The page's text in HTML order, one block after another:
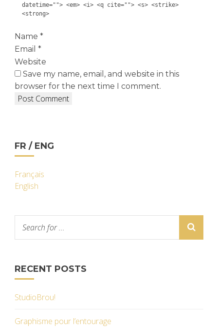
datetime=""> <em> <i> <q cite=""> <s> <strike>
<strong>
Name *
Email *
Website
Save my name, email, and website in this
browser for the next time I comment.
FR / ENG
Français
English
RECENT POSTS
StudioBrou!
Graphisme pour l’entourage